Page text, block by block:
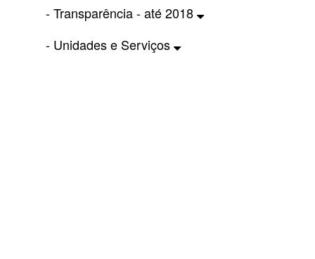
- Transparência - até 2018
- Unidades e Serviços